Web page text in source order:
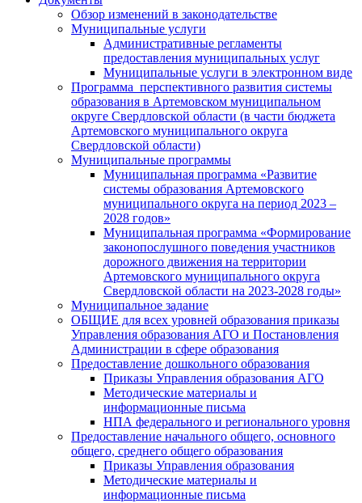
Обзор изменений в законодательстве
Муниципальные услуги
Административные регламенты
предоставления муниципальных услуг
Муниципальные услуги в электронном виде
Программа перспективного развития системы
образования в Артемовском муниципальном
округе Свердловской области (в части бюджета
Артемовского муниципального округа
Свердловской области)
Муниципальные программы
Муниципальная программа «Развитие
системы образования Артемовского
муниципального округа на период 2023 –
2028 годов»
Муниципальная программа «Формирование
законопослушного поведения участников
дорожного движения на территории
Артемовского муниципального округа
Свердловской области на 2023-2028 годы»
Муниципальное задание
ОБЩИЕ для всех уровней образования приказы
Управления образования АГО и Постановления
Администрации в сфере образования
Предоставление дошкольного образования
Приказы Управления образования АГО
Методические материалы и
информационные письма
НПА федерального и регионального уровня
Предоставление начального общего, основного
общего, среднего общего образования
Приказы Управления образования
Методические материалы и
информационные письма